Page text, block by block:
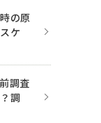
の原
ケ
調査
調